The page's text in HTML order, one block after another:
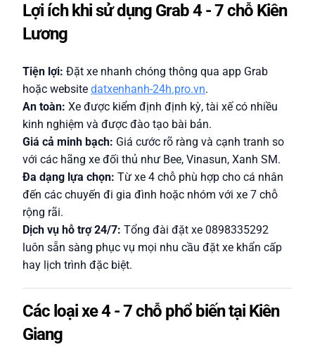
Lợi ích khi sử dụng Grab 4 - 7 chỗ Kiên
Lương
Tiện lợi: Đặt xe nhanh chóng thông qua app Grab
hoặc website datxenhanh-24h.pro.vn.
An toàn: Xe được kiểm định định kỳ, tài xế có nhiều
kinh nghiệm và được đào tạo bài bản.
Giá cả minh bạch: Giá cước rõ ràng và cạnh tranh so
với các hãng xe đối thủ như Bee, Vinasun, Xanh SM.
Đa dạng lựa chọn: Từ xe 4 chỗ phù hợp cho cá nhân
đến các chuyến đi gia đình hoặc nhóm với xe 7 chỗ
rộng rãi.
Dịch vụ hỗ trợ 24/7: Tổng đài đặt xe 0898335292
luôn sẵn sàng phục vụ mọi nhu cầu đặt xe khẩn cấp
hay lịch trình đặc biệt.
Các loại xe 4 - 7 chỗ phổ biến tại Kiên
Giang